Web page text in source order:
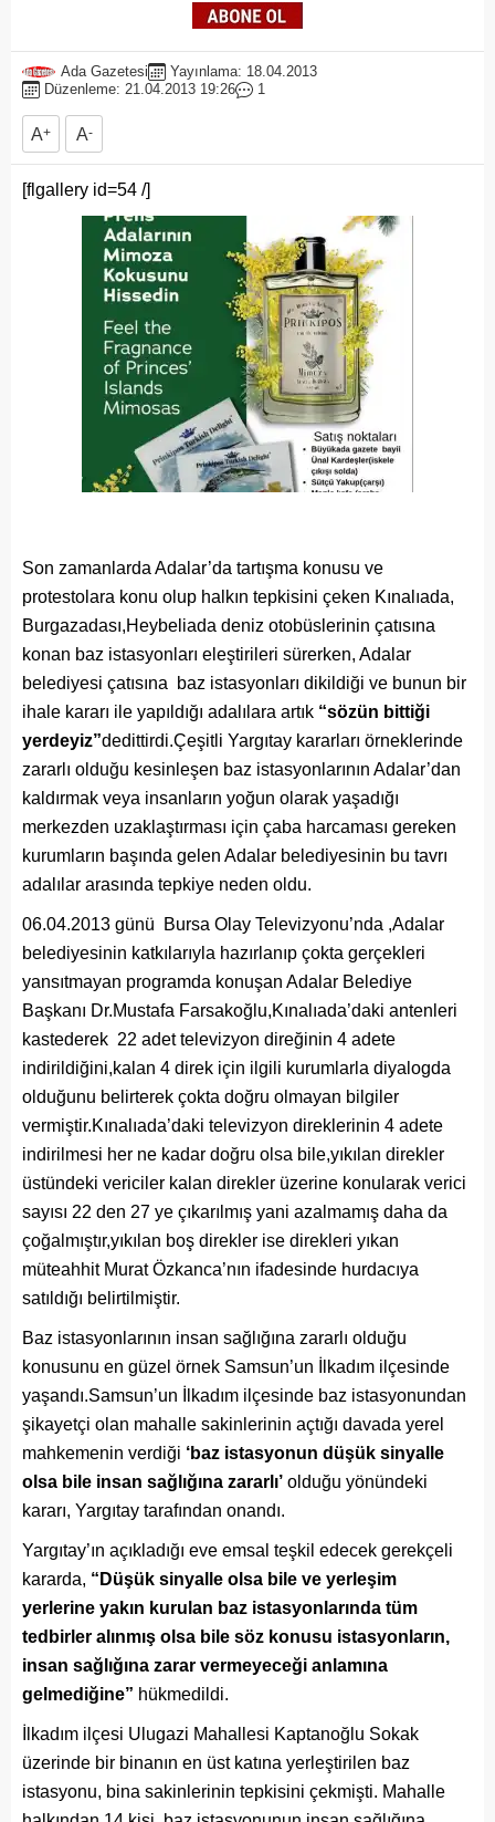
Ada Gazetesi
Yayınlama: 18.04.2013
Düzenleme: 21.04.2013 19:26
1
A+ A-
[flgallery id=54 /]
Son zamanlarda Adalar’da tartışma konusu ve
protestolara konu olup halkın tepkisini çeken Kınalıada,
Burgazadası,Heybeliada deniz otobüslerinin çatısına
konan baz istasyonları eleştirileri sürerken, Adalar
belediyesi çatısına baz istasyonları dikildiği ve bunun bir
ihale kararı ile yapıldığı adalılara artık “sözün bittiği
yerdeyiz”dedittirdi.Çeşitli Yargıtay kararları örneklerinde
zararlı olduğu kesinleşen baz istasyonlarının Adalar’dan
kaldırmak veya insanların yoğun olarak yaşadığı
merkezden uzaklaştırması için çaba harcaması gereken
kurumların başında gelen Adalar belediyesinin bu tavrı
adalılar arasında tepkiye neden oldu.
06.04.2013 günü Bursa Olay Televizyonu’nda ,Adalar
belediyesinin katkılarıyla hazırlanıp çokta gerçekleri
yansıtmayan programda konuşan Adalar Belediye
Başkanı Dr.Mustafa Farsakoğlu,Kınalıada’daki antenleri
kastederek 22 adet televizyon direğinin 4 adete
indirildiğini,kalan 4 direk için ilgili kurumlarla diyalogda
olduğunu belirterek çokta doğru olmayan bilgiler
vermiştir.Kınalıada’daki televizyon direklerinin 4 adete
indirilmesi her ne kadar doğru olsa bile,yıkılan direkler
üstündeki vericiler kalan direkler üzerine konularak verici
sayısı 22 den 27 ye çıkarılmış yani azalmamış daha da
çoğalmıştır,yıkılan boş direkler ise direkleri yıkan
müteahhit Murat Özkanca’nın ifadesinde hurdacıya
satıldığı belirtilmiştir.
Baz istasyonlarının insan sağlığına zararlı olduğu
konusunu en güzel örnek Samsun’un İlkadım ilçesinde
yaşandı.Samsun’un İlkadım ilçesinde baz istasyonundan
şikayetçi olan mahalle sakinlerinin açtığı davada yerel
mahkemenin verdiği ‘baz istasyonun düşük sinyalle
olsa bile insan sağlığına zararlı’ olduğu yönündeki
kararı, Yargıtay tarafından onandı.
Yargıtay’ın açıkladığı eve emsal teşkil edecek gerekçeli
kararda, “Düşük sinyalle olsa bile ve yerleşim
yerlerine yakın kurulan baz istasyonlarında tüm
tedbirler alınmış olsa bile söz konusu istasyonların,
insan sağlığına zarar vermeyeceği anlamına
gelmediğine” hükmedildi.
İlkadım ilçesi Ulugazi Mahallesi Kaptanoğlu Sokak
üzerinde bir binanın en üst katına yerleştirilen baz
istasyonu, bina sakinlerinin tepkisini çekmişti. Mahalle